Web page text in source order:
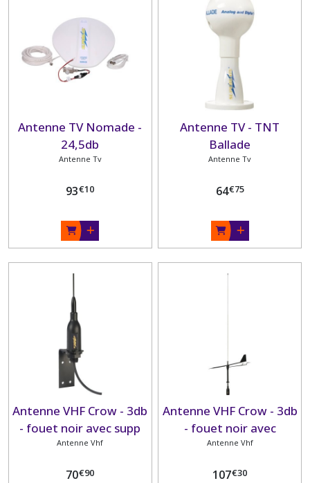
Antenne TV Nomade -
24,5db
Antenne Tv
93€10
Antenne TV - TNT
Ballade
Antenne Tv
64€75
Antenne VHF Crow - 3db
- fouet noir avec supp
ort
Antenne Vhf
70€90
Antenne VHF Crow - 3db
- fouet noir avec
girouette -
Antenne Vhf
107€30
résultats